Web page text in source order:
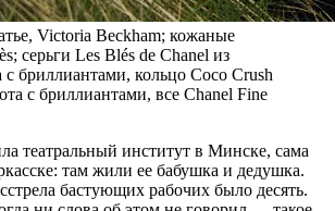
Victoria Beckham; кожаные
серьги Les Blés de Chanel из
с бриллиантами, кольцо Coco Crush
с бриллиантами, все Chanel Fine
театральный институт в Минске, сама
там жили ее бабушка и дедушка.
бастующих рабочих было десять.